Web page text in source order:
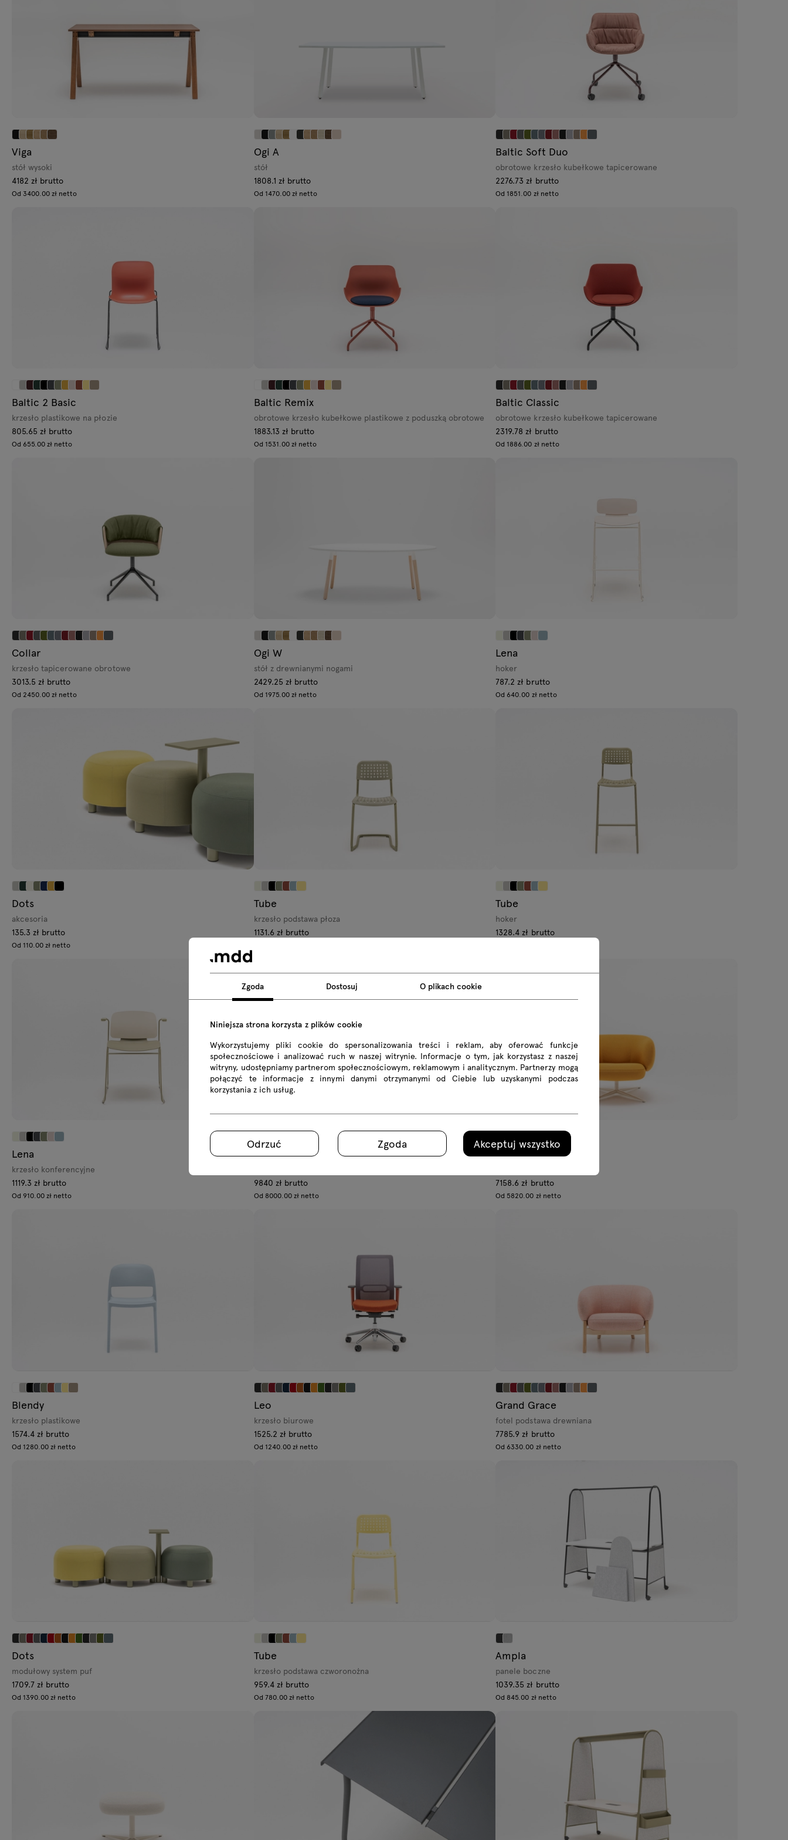
Viga
stół wysoki
4182 zł brutto
Od 3400.00 zł netto
Ogi A
stół
1808.1 zł brutto
Od 1470.00 zł netto
Baltic Soft Duo
obrotowe krzesło kubełkowe tapicerowane
2276.73 zł brutto
Od 1851.00 zł netto
Baltic 2 Basic
krzesło plastikowe na płozie
805.65 zł brutto
Od 655.00 zł netto
Baltic Remix
obrotowe krzesło kubełkowe plastikowe z poduszką obrotowe
1883.13 zł brutto
Od 1531.00 zł netto
Baltic Classic
obrotowe krzesło kubełkowe tapicerowane
2319.78 zł brutto
Od 1886.00 zł netto
Collar
krzesło tapicerowane obrotowe
3013.5 zł brutto
Od 2450.00 zł netto
Ogi W
stół z drewnianymi nogami
2429.25 zł brutto
Od 1975.00 zł netto
Lena
hoker
787.2 zł brutto
Od 640.00 zł netto
Dots
akcesoria
135.3 zł brutto
Od 110.00 zł netto
Tube
krzesło podstawa płoza
1131.6 zł brutto
Tube
hoker
1328.4 zł brutto
Lena
krzesło konferencyjne
1119.3 zł brutto
Od 910.00 zł netto
Grand Grace
9840 zł brutto
Od 8000.00 zł netto
Grand Grace
7158.6 zł brutto
Od 5820.00 zł netto
Blendy
krzesło plastikowe
1574.4 zł brutto
Od 1280.00 zł netto
Leo
krzesło biurowe
1525.2 zł brutto
Od 1240.00 zł netto
Grand Grace
fotel podstawa drewniana
7785.9 zł brutto
Od 6330.00 zł netto
Dots
modułowy system puf
1709.7 zł brutto
Od 1390.00 zł netto
Tube
krzesło podstawa czworonożna
959.4 zł brutto
Od 780.00 zł netto
Ampla
panele boczne
1039.35 zł brutto
Od 845.00 zł netto
Zgoda Dostosuj O plikach cookie
Niniejsza strona korzysta z plików cookie
Wykorzystujemy pliki cookie do spersonalizowania treści i reklam, aby oferować funkcje
społecznościowe i analizować ruch w naszej witrynie. Informacje o tym, jak korzystasz z naszej
witryny, udostępniamy partnerom społecznościowym, reklamowym i analitycznym. Partnerzy mogą
połączyć te informacje z innymi danymi otrzymanymi od Ciebie lub uzyskanymi podczas
korzystania z ich usług.
Odrzuć Zgoda Akceptuj wszystko